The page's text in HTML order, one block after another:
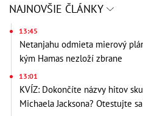
NAJNOVŠIE ČLÁNKY
13:45
Netanjahu odmieta mierový
kým Hamas nezloží zbrane
13:01
KVÍZ: Dokončíte názvy hitov
Michaela Jacksona? Otestujte